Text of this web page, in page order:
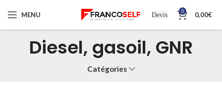
MENU Devis 0 0,00€
Diesel, gasoil, GNR
Catégories